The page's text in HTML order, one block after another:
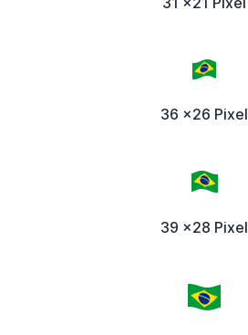
36 x26 Pixel
39 x28 Pixel